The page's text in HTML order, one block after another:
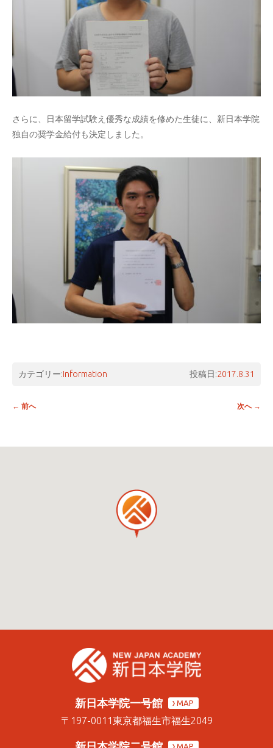
さらに、日本留学試験え優秀な成績を修めた生徒に、新日本学院
独自の奨学金給付も決定しました。
カテゴリー:Information 投稿日:2017.8.31
投稿ナビゲーション
← 前へ 次へ →
新日本学院一号館 MAP
〒197-0011東京都福生市福生2049
MAP